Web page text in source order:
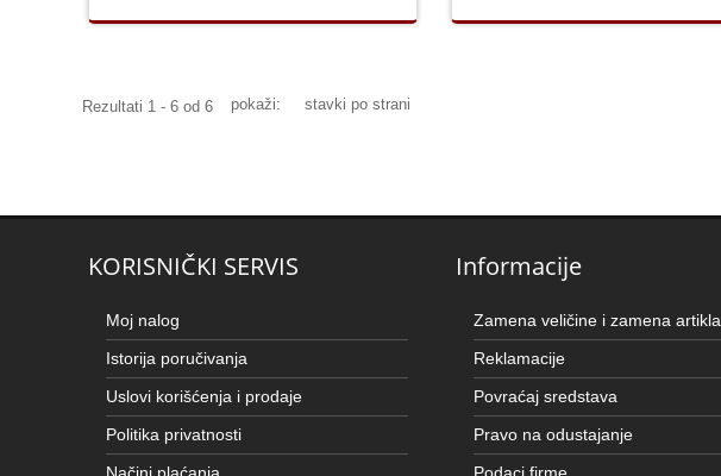
Rezultati 1 - 6 od 6 pokaži: stavki po strani
KORISNIČKI SERVIS
Moj nalog
Istorija poručivanja
Uslovi korišćenja i prodaje
Politika privatnosti
Informacije
Zamena veličine i zamena artikla
Reklamacije
Povraćaj sredstava
Pravo na odustajanje